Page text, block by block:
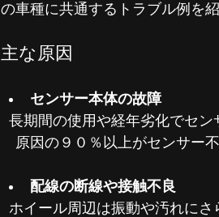
の車種に共通するトラブル例を紹
主な原因
センサー本体の故障
長期間の使用や経年劣化でセ
原因の９０％以上がセンサー不
配線の断線や接触不良
ホイール周辺は振動や汚れに